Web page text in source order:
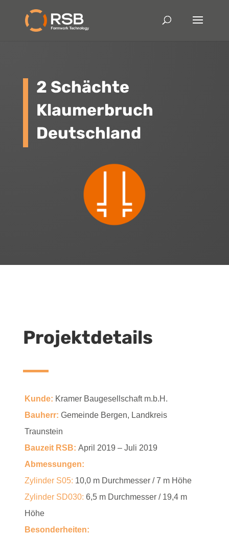
2 Schächte
Klaumerbruch
Deutschland
Projektdetails
Kunde: Kramer Baugesellschaft m.b.H.
Bauherr: Gemeinde Bergen, Landkreis
Traunstein
Bauzeit RSB: April 2019 – Juli 2019
Abmessungen:
ZylinderS05: 10,0 m Durchmesser / 7 m Höhe
Zylinder SD030: 6,5 m Durchmesser / 19,4 m
Höhe
Besonderheiten: